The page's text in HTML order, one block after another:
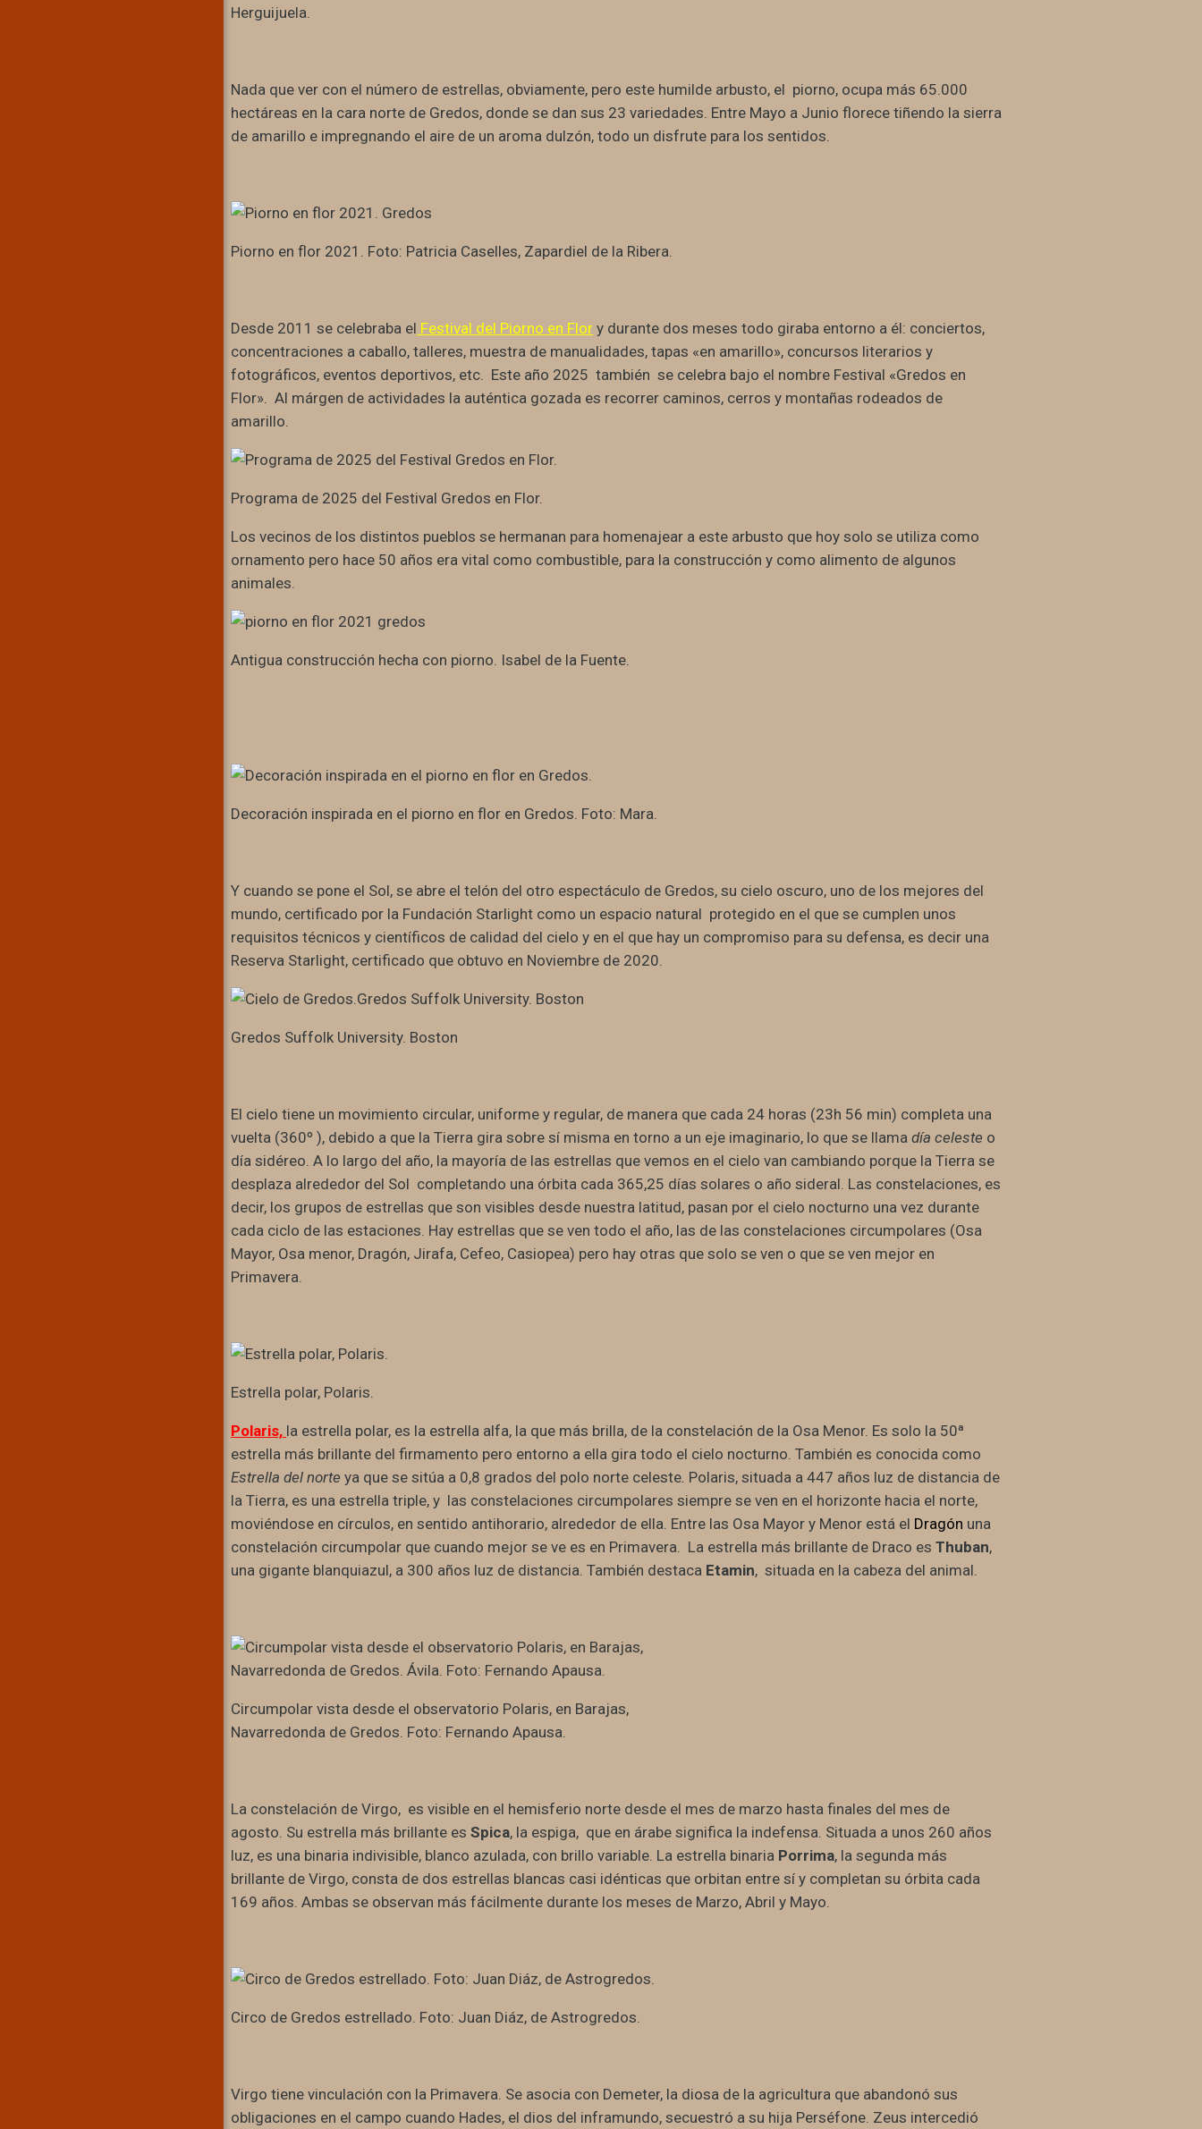
Herguijuela.
Nada que ver con el número de estrellas, obviamente, pero este humilde arbusto, el piorno, ocupa más 65.000
hectáreas en la cara norte de Gredos, donde se dan sus 23 variedades. Entre Mayo a Junio florece tiñendo la sierra
de amarillo e impregnando el aire de un aroma dulzón, todo un disfrute para los sentidos.
Piorno en flor 2021. Foto: Patricia Caselles, Zapardiel de la Ribera.
Desde 2011 se celebraba el Festival del Piorno en Flor y durante dos meses todo giraba entorno a él: conciertos,
concentraciones a caballo, talleres, muestra de manualidades, tapas «en amarillo», concursos literarios y
fotográficos, eventos deportivos, etc. Este año 2025 también se celebra bajo el nombre Festival «Gredos en
Flor». Al márgen de actividades la auténtica gozada es recorrer caminos, cerros y montañas rodeados de
amarillo.
Programa de 2025 del Festival Gredos en Flor.
Los vecinos de los distintos pueblos se hermanan para homenajear a este arbusto que hoy solo se utiliza como
ornamento pero hace 50 años era vital como combustible, para la construcción y como alimento de algunos
animales.
Antigua construcción hecha con piorno. Isabel de la Fuente.
Decoración inspirada en el piorno en flor en Gredos. Foto: Mara.
Y cuando se pone el Sol, se abre el telón del otro espectáculo de Gredos, su cielo oscuro, uno de los mejores del
mundo, certificado por la Fundación Starlight como un espacio natural protegido en el que se cumplen unos
requisitos técnicos y científicos de calidad del cielo y en el que hay un compromiso para su defensa, es decir una
Reserva Starlight, certificado que obtuvo en Noviembre de 2020.
Gredos Suffolk University. Boston
El cielo tiene un movimiento circular, uniforme y regular, de manera que cada 24 horas (23h 56 min) completa una
vuelta (360º ), debido a que la Tierra gira sobre sí misma en torno a un eje imaginario, lo que se llama día celeste o
día sidéreo. A lo largo del año, la mayoría de las estrellas que vemos en el cielo van cambiando porque la Tierra se
desplaza alrededor del Sol completando una órbita cada 365,25 días solares o año sideral. Las constelaciones, es
decir, los grupos de estrellas que son visibles desde nuestra latitud, pasan por el cielo nocturno una vez durante
cada ciclo de las estaciones. Hay estrellas que se ven todo el año, las de las constelaciones circumpolares (Osa
Mayor, Osa menor, Dragón, Jirafa, Cefeo, Casiopea) pero hay otras que solo se ven o que se ven mejor en
Primavera.
Estrella polar, Polaris.
Polaris, la estrella polar, es la estrella alfa, la que más brilla, de la constelación de la Osa Menor. Es solo la 50ª
estrella más brillante del firmamento pero entorno a ella gira todo el cielo nocturno. También es conocida como
Estrella del norte ya que se sitúa a 0,8 grados del polo norte celeste. Polaris, situada a 447 años luz de distancia de
la Tierra, es una estrella triple, y las constelaciones circumpolares siempre se ven en el horizonte hacia el norte,
moviéndose en círculos, en sentido antihorario, alrededor de ella. Entre las Osa Mayor y Menor está el Dragón una
constelación circumpolar que cuando mejor se ve es en Primavera. La estrella más brillante de Draco es Thuban,
una gigante blanquiazul, a 300 años luz de distancia. También destaca Etamin, situada en la cabeza del animal.
Circumpolar vista desde el observatorio Polaris, en Barajas,
Navarredonda de Gredos. Foto: Fernando Apausa.
La constelación de Virgo, es visible en el hemisferio norte desde el mes de marzo hasta finales del mes de
agosto. Su estrella más brillante es Spica, la espiga, que en árabe significa la indefensa. Situada a unos 260 años
luz, es una binaria indivisible, blanco azulada, con brillo variable. La estrella binaria Porrima, la segunda más
brillante de Virgo, consta de dos estrellas blancas casi idénticas que orbitan entre sí y completan su órbita cada
169 años. Ambas se observan más fácilmente durante los meses de Marzo, Abril y Mayo.
Circo de Gredos estrellado. Foto: Juan Diáz, de Astrogredos.
Virgo tiene vinculación con la Primavera. Se asocia con Demeter, la diosa de la agricultura que abandonó sus
obligaciones en el campo cuando Hades, el dios del inframundo, secuestró a su hija Perséfone. Zeus intercedió